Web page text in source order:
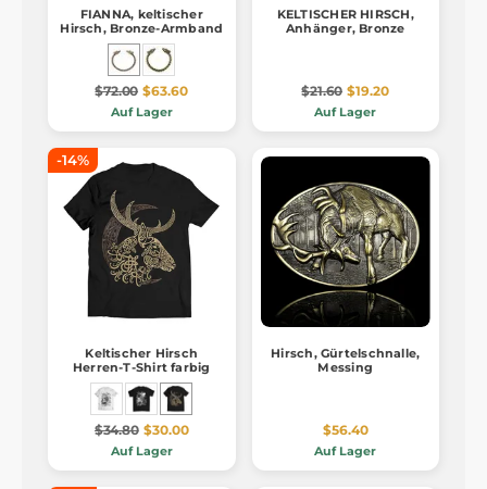
FIANNA, keltischer
Hirsch, Bronze-Armband
$72.00 $63.60
Auf Lager
KELTISCHER HIRSCH,
Anhänger, Bronze
$21.60 $19.20
Auf Lager
-14%
Keltischer Hirsch
Herren-T-Shirt farbig
$34.80 $30.00
Auf Lager
Hirsch, Gürtelschnalle,
Messing
$56.40
Auf Lager